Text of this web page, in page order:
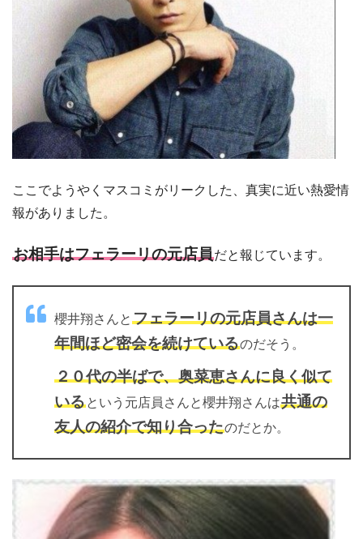
ここでようやくマスコミがリークした、真実に近い熱愛情
報がありました。
お相手はフェラーリの元店員だと報じています。
櫻井翔さんと フェラーリの元店員さんは一
年間ほど密会を続けているのだそう。
２０代の半ばで、奥菜恵さんに良く似て
いるという元店員さんと櫻井翔さんは共通の
友人の紹介で知り合ったのだとか。